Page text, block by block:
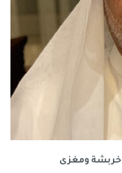
خربشة ومغزى